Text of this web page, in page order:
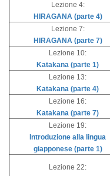
Lezione 4:
HIRAGANA (parte 4)
Lezione 7:
HIRAGANA (parte 7)
Lezione 10:
Katakana (parte 1)
Lezione 13:
Katakana (parte 4)
Lezione 16:
Katakana (parte 7)
Lezione 19:
Introduzione alla lingua
giapponese (parte 1)
Lezione 22: